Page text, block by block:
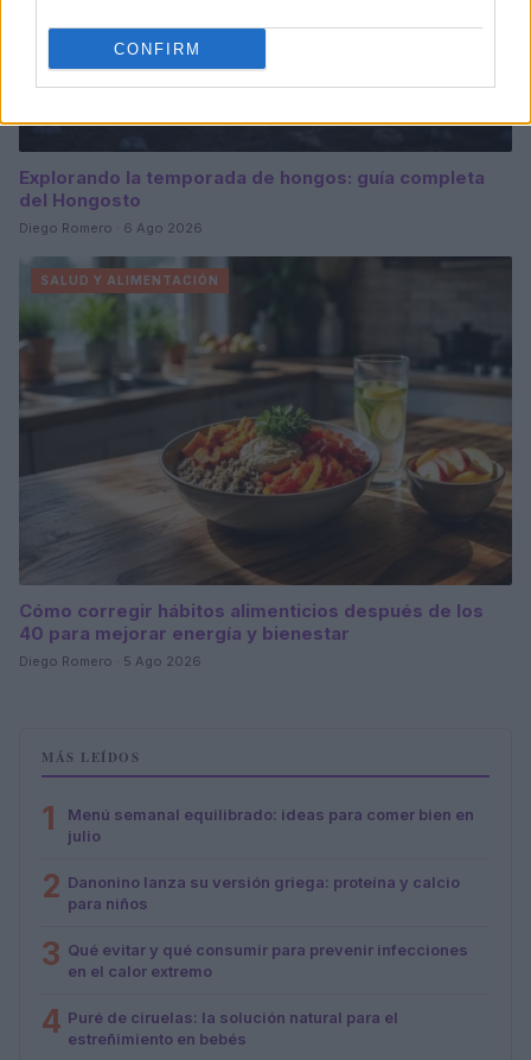
CONFIRM
Explorando la temporada de hongos: guía completa
del Hongosto
Diego Romero · 6 Ago 2026
SALUD Y ALIMENTACIÓN
Cómo corregir hábitos alimenticios después de los
40 para mejorar energía y bienestar
Diego Romero · 5 Ago 2026
MÁS LEÍDOS
1
Menú semanal equilibrado: ideas para comer bien en
julio
2 Danonino lanza su versión griega: proteína y calcio
para niños
3 Qué evitar y qué consumir para prevenir infecciones
en el calor extremo
4 Puré de ciruelas: la solución natural para el
estreñimiento en bebés